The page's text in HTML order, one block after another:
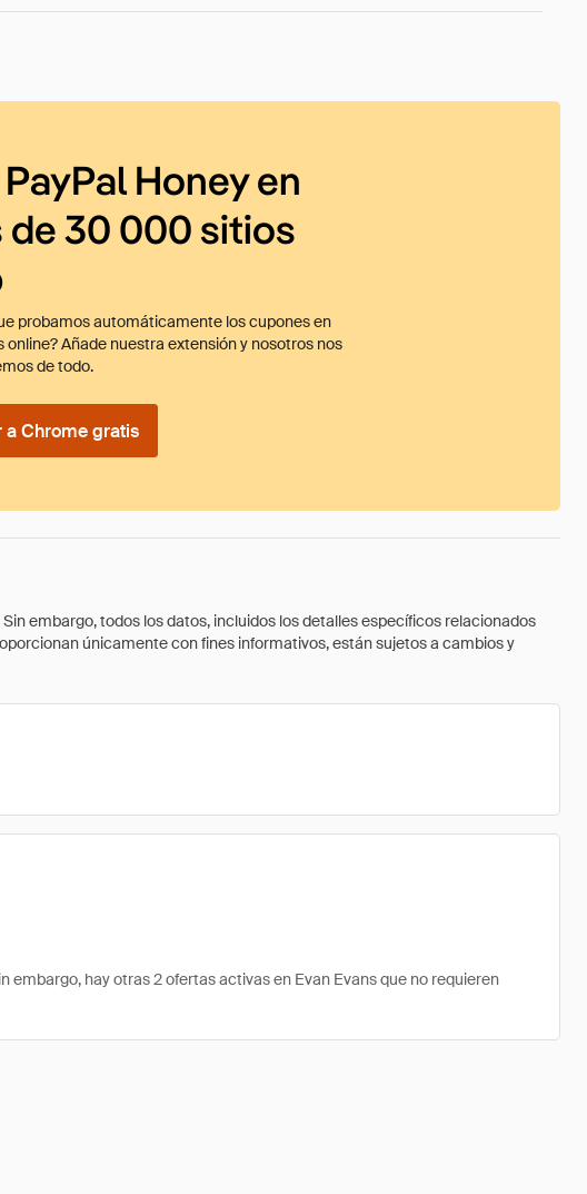
Honey en
de 30 000 sitios
probamos automáticamente los cupones en
online? Añade nuestra extensión y nosotros nos
de todo.
a Chrome gratis
embargo, todos los datos, incluidos los detalles específicos relacionados
únicamente con fines informativos, están sujetos a cambios y
hay otras 2 ofertas activas en Evan Evans que no requieren